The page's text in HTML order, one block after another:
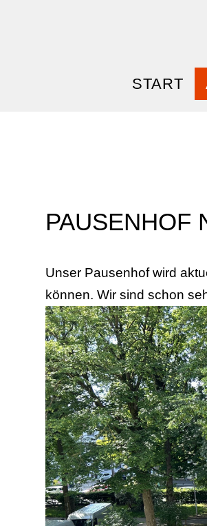
START
PAUSENHOF
Unser Pausenhof wird
können. Wir sind schon